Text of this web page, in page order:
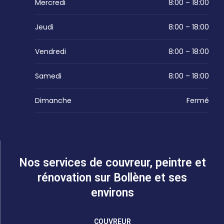
Mercredi 8:00 – 18:00
Jeudi 8:00 – 18:00
Vendredi 8:00 – 18:00
Samedi 8:00 – 18:00
Dimanche Fermé
Nos services de couvreur, peintre et
rénovation sur Bollène et ses
environs
COUVREUR